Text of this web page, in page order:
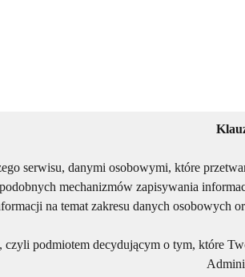
serwisu, danymi osobowymi, które
mechanizmów zapisywania
na temat zakresu danych osobowych
czyli podmiotem decydującym o tym, które